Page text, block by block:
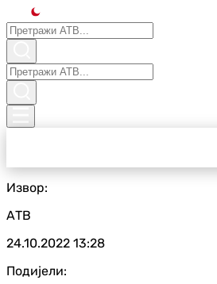
Извор:
АТВ
24.10.2022 13:28
Подијели: